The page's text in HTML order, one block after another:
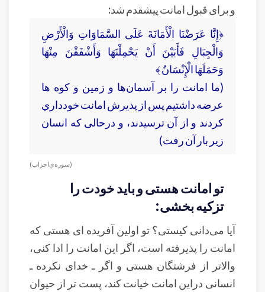
و برای قبول امانت پیشقدم شد:
﴿إِنَّا عَرَضْنَا الْأَمَانَةَ عَلَى السَّمَاوَاتِ وَالْأَرْضِ
وَالْجِبَالِ فَأَبَيْنَ أَنْ يَحْمِلْنَهَا وَأَشْفَقْنَ مِنْهَا
وَحَمَلَهَا الْإِنْسَانُ ﴾
(ما امانت را بر آسمان‌ها و زمين و كوه ها
عرضه داشتيم پس از پذيرش امانت خودداري
كردند و از آن ترسيدند، و درحالی كه انسان
زير بار آن رفت)
( سوره‌ي احزاب )
تو امانت هستی و باید خودت را
تزکیه بخشی:
آیا می‌دانی کیستی؟ تو اولین آفریده ای هستی که
امانت را پذیرفته است، اگر این امانت را ادا کنی،
والاتر از فرشتگان هستی و اگر ـ خدای نکرده ـ
انسانی دراین امانت خیانت کند، پست تر از حیوان